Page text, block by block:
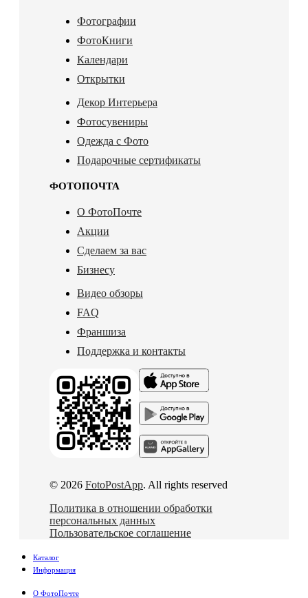
Фотографии
ФотоКниги
Календари
Открытки
Декор Интерьера
Фотосувениры
Одежда с Фото
Подарочные сертификаты
ФОТОПОЧТА
О ФотоПочте
Акции
Сделаем за вас
Бизнесу
Видео обзоры
FAQ
Франшиза
Поддержка и контакты
© 2026 FotoPostApp. All rights reserved
Политика в отношении обработки
персональных данных
Пользовательское соглашение
Каталог
Информация
О ФотоПочте